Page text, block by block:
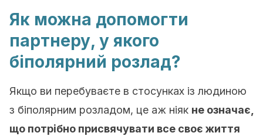
Як можна допомогти
партнеру, у якого
біполярний розлад?
Якщо ви перебуваєте в стосунках із людиною
з біполярним розладом, це аж ніяк не означає,
що потрібно присвячувати все своє життя